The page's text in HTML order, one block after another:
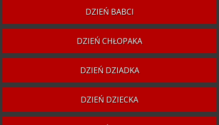
DZIEŃ BABCI
DZIEŃ CHŁOPAKA
DZIEŃ DZIADKA
DZIEŃ DZIECKA